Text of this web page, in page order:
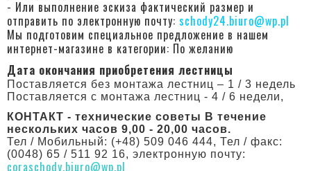
- Или выполнение эскиза фактический размер и
отправить по электронную почту: schody24.biuro@wp.pl
Мы подготовим специальное предложение в нашем
интернет-магазине в категории: По желанию
Дата окончания приобретения лестницы
Поставляется без монтажа лестниц – 1 / 3 недель
Поставляется с монтажа лестниц - 4 / 6 недели,
КОНТАКТ - технические советы В течение
нескольких часов 9,00 - 20,00 часов.
Тел / Мобильный: (+48) 509 046 444, Тел / факс:
(0048) 65 / 511 92 16, электронную почту:
coraschody.biuro@wp.pl